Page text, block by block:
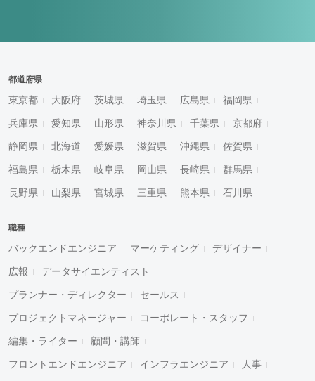
都道府県
東京都 大阪府 茨城県 埼玉県 広島県 福岡県
兵庫県 愛知県 山形県 神奈川県 千葉県 京都府
静岡県 北海道 愛媛県 滋賀県 沖縄県 佐賀県
福島県 栃木県 岐阜県 岡山県 長崎県 群馬県
長野県 山梨県 宮城県 三重県 熊本県 石川県
職種
バックエンドエンジニア マーケティング デザイナー
広報 データサイエンティスト
プランナー・ディレクター セールス
プロジェクトマネージャー コーポレート・スタッフ
編集・ライター 顧問・講師
フロントエンドエンジニア インフラエンジニア 人事